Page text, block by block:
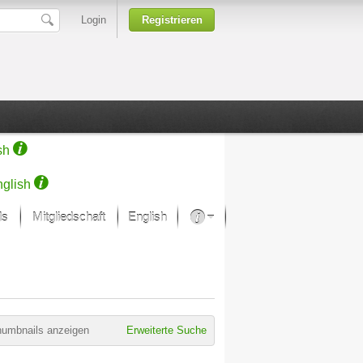
Login Registrieren
Mitgliedschaft English
Kunsthäuser
anzeigen Erweiterte Suche